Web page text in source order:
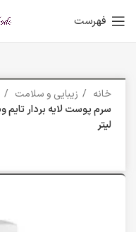
فهرست
خانه زیبایی و سلامت
لیتر